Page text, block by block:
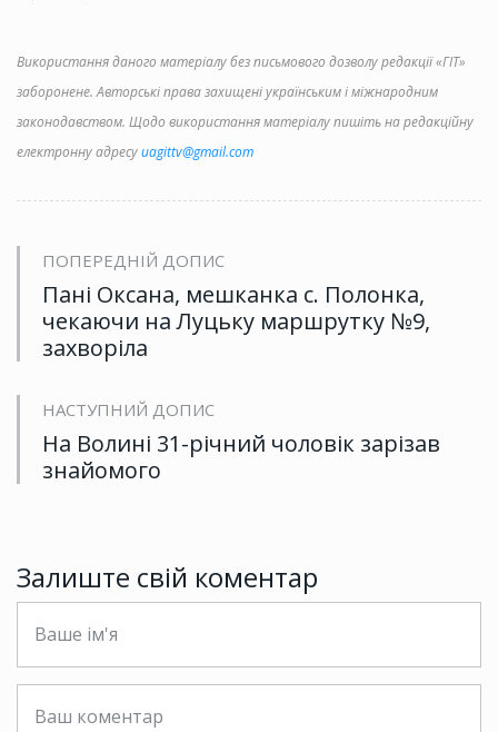
Використання даного матеріалу без письмового дозволу редакції «ГІТ»
заборонене. Авторські права захищені українським і міжнародним
законодавством. Щодо використання матеріалу пишіть на редакційну
електронну адресуuagittv@gmail.com
ПОПЕРЕДНІЙ ДОПИС
Пані Оксана, мешканка с. Полонка,
чекаючи на Луцьку маршрутку №9,
захворіла
НАСТУПНИЙ ДОПИС
На Волині 31-річний чоловік зарізав
знайомого
Залиште свій коментар